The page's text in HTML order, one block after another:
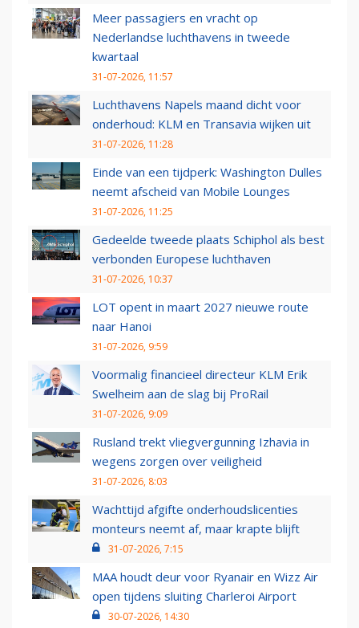
Meer passagiers en vracht op
Nederlandse luchthavens in tweede
kwartaal
31-07-2026, 11:57
Luchthavens Napels maand dicht voor
onderhoud: KLM en Transavia wijken uit
31-07-2026, 11:28
Einde van een tijdperk: Washington Dulles
neemt afscheid van Mobile Lounges
31-07-2026, 11:25
Gedeelde tweede plaats Schiphol als best
verbonden Europese luchthaven
31-07-2026, 10:37
LOT opent in maart 2027 nieuwe route
naar Hanoi
31-07-2026, 9:59
Voormalig financieel directeur KLM Erik
Swelheim aan de slag bij ProRail
31-07-2026, 9:09
Rusland trekt vliegvergunning Izhavia in
wegens zorgen over veiligheid
31-07-2026, 8:03
Wachttijd afgifte onderhoudslicenties
monteurs neemt af, maar krapte blijft
31-07-2026, 7:15
MAA houdt deur voor Ryanair en Wizz Air
open tijdens sluiting Charleroi Airport
30-07-2026, 14:30